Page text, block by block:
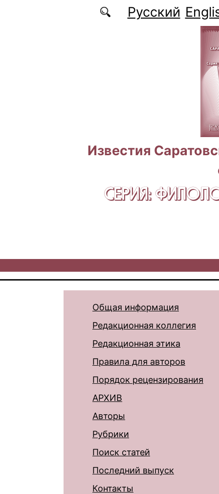
Перейти к основному содержаниюРусский
Известия
СЕРИЯ:
Общая информация
Редакционная коллегия
Редакционная этика
Правила для авторов
Порядок рецензирования
АРХИВ
Авторы
Рубрики
Поиск статей
Последний выпуск
Контакты